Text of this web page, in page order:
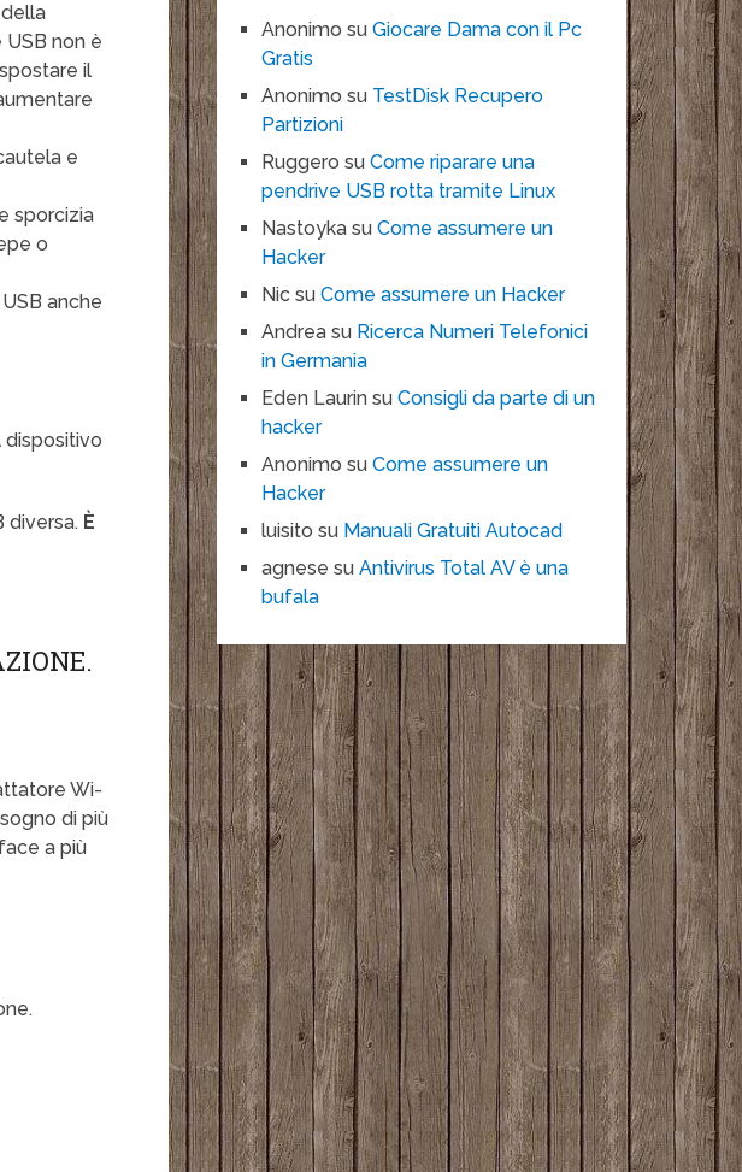
USB non è
il
e
sporcizia
o
anche
dispositivo
diversa. È
Wi-
di più
a più
Anonimo suGiocare Dama con il Pc
Gratis
Anonimo su TestDisk Recupero
Partizioni
Ruggero suCome riparare una
pendrive USB rotta tramite Linux
Nastoyka suCome assumere un
Hacker
Nic suCome assumere un Hacker
Andrea su Ricerca Numeri Telefonici
in Germania
Eden Laurin suConsigli da parte di un
hacker
Anonimo suCome assumere un
Hacker
luisito su Manuali Gratuiti Autocad
agnese suAntivirus Total AV è una
bufala